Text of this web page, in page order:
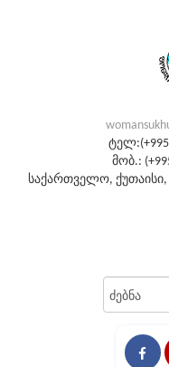
ტელ:(+995
მობ.:
საქართველო,